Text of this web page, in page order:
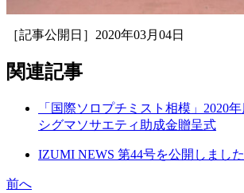
［記事公開日］2020年03月04日
関連記事
「国際ソロプチミスト相模」2020年
シグマソサエティ助成金贈呈式
IZUMI NEWS 第44号を公開しました
前へ